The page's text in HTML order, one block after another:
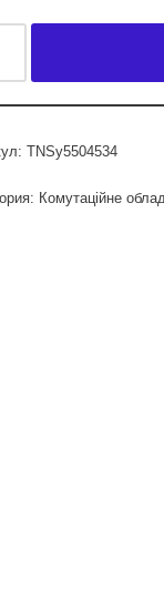
TNSy5504534
Комутаційне